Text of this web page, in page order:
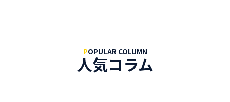
POPULAR COLUMN
人気コラム